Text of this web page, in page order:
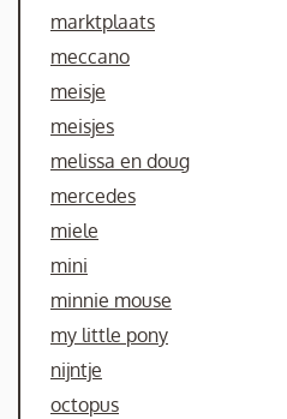
marktplaats
meccano
meisje
meisjes
melissa en doug
mercedes
miele
mini
minnie mouse
my little pony
nijntje
octopus